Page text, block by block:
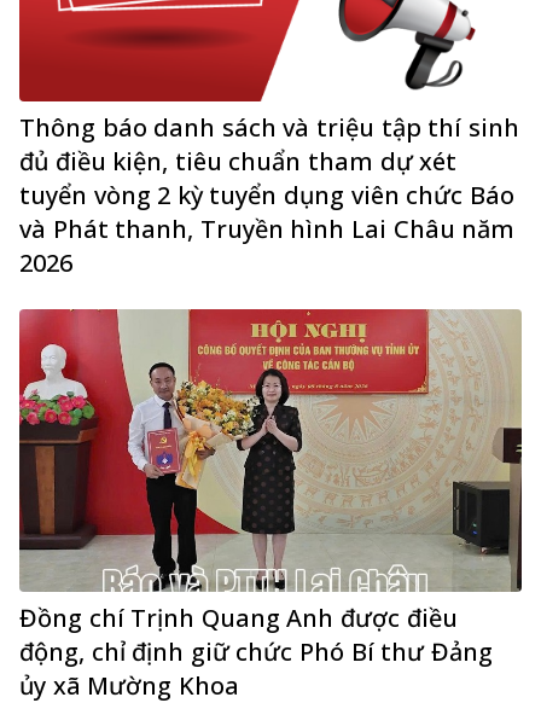
Thông báo danh sách và triệu tập thí sinh
đủ điều kiện, tiêu chuẩn tham dự xét
tuyển vòng 2 kỳ tuyển dụng viên chức Báo
và Phát thanh, Truyền hình Lai Châu năm
2026
Đồng chí Trịnh Quang Anh được điều
động, chỉ định giữ chức Phó Bí thư Đảng
ủy xã Mường Khoa